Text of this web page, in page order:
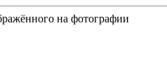
на фотографии